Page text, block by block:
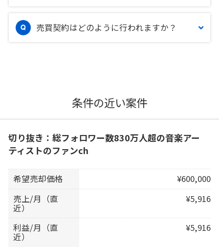
売買契約はどのように行われますか？
条件の近い案件
切り抜き：総フォロワー数830万人超の音楽アー
ティストのファンch
希望売却価格
¥600,000
売上/月（直
近）
¥5,916
利益/月（直
近）
¥5,916